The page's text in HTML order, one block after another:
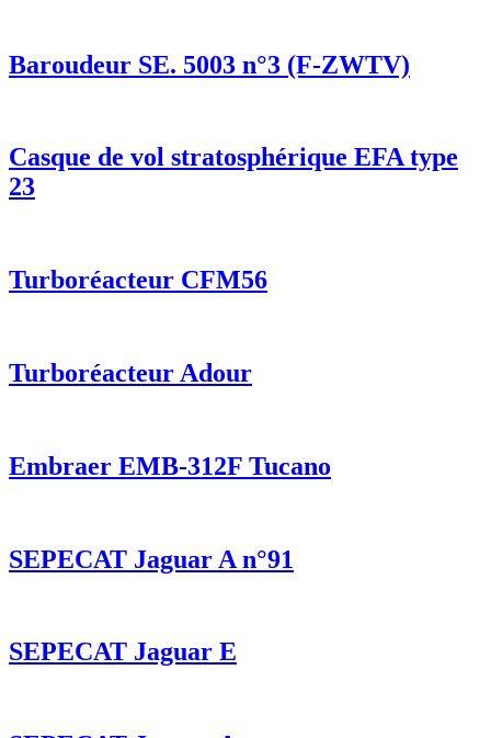
Baroudeur SE. 5003 n°3 (F-ZWTV)
Casque de vol stratosphérique EFA type
23
Turboréacteur CFM56
Turboréacteur Adour
Embraer EMB-312F Tucano
SEPECAT Jaguar A n°91
SEPECAT Jaguar E